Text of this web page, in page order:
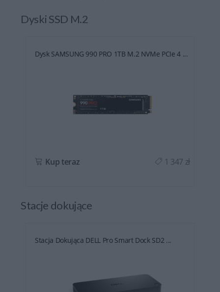
Dyski SSD M.2
Dysk SAMSUNG 990 PRO 1TB M.2 NVMe PCIe 4 ...
Kup teraz 1 347 zł
Stacje dokujące
Stacja Dokująca DELL Pro Smart Dock SD2 ...